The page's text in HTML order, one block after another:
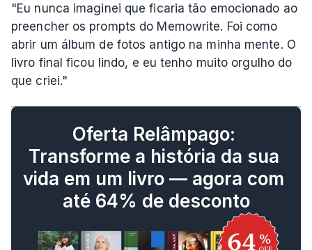
"Eu nunca imaginei que ficaria tão emocionado ao
preencher os prompts do Memowrite. Foi como
abrir um álbum de fotos antigo na minha mente. O
livro final ficou lindo, e eu tenho muito orgulho do
que criei."
Oferta Relâmpago:
Transforme a história da sua
vida em um livro — agora com
até 64% de desconto